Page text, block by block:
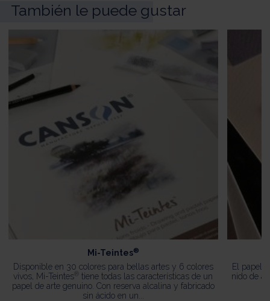
También le puede gustar
Mi-Teintes®
Disponible en 30 colores para bellas artes y 6 colores
vivos, Mi-Teintes ® tiene todas las características de un
papel de arte genuino. Con reserva alcalina y fabricado
sin ácido en un...
El papel
nido de